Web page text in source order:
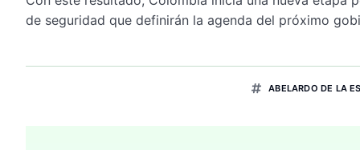
de seguridad que definirán la agenda del próximo
ABELARDO DE LA